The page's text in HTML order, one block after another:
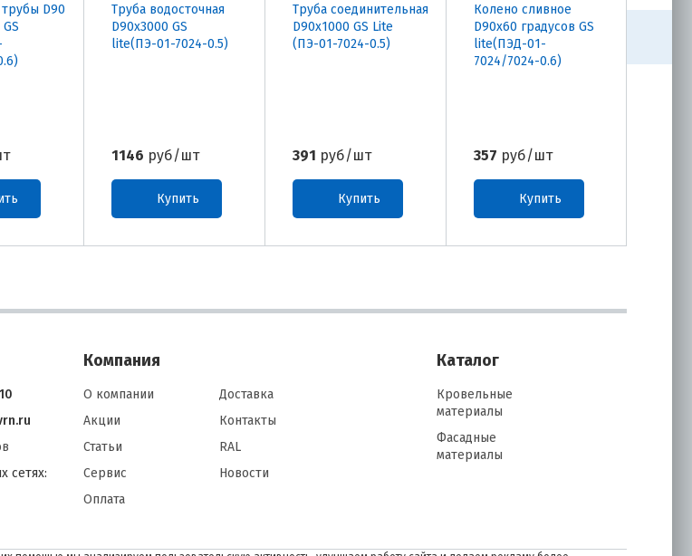
D90
Труба водосточная
D90х3000 GS
lite(ПЭ-01-7024-0.5)
1146 руб/шт
Купить
Труба соединительная
D90х1000 GS Lite
(ПЭ-01-7024-0.5)
391 руб/шт
Купить
Колено сливное
D90х60 градусов GS
lite(ПЭД-01-
7024/7024-0.6)
357 руб/шт
Купить
7024/
сетях:
Компания
О компании
Акции
Статьи
Сервис
Оплата
Доставка
Контакты
RAL
Новости
Каталог
Кровельные
материалы
Фасадные
материалы